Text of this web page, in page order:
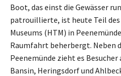
Boot, das einst die Gewässer
patrouillierte, ist heute Teil
Museums (HTM) in
Raumfahrt beherbergt. Neben
Peenemünde zieht es Besucher
Bansin, Heringsdorf und